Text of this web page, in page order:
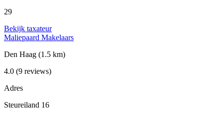
29
Bekijk taxateur
Maliepaard Makelaars
Den Haag (1.5 km)
4.0 (9 reviews)
Adres
Steureiland 16